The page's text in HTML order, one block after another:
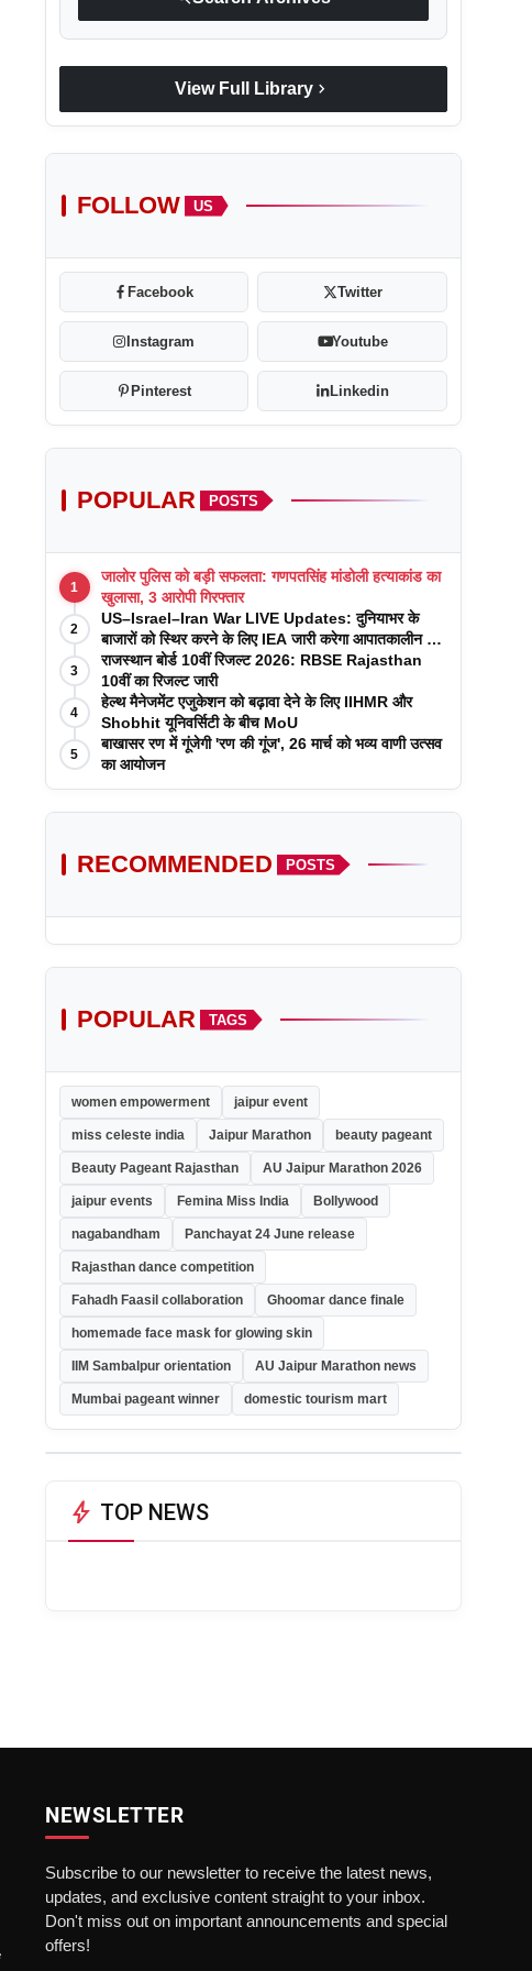
View Full Library chevron_right
FOLLOW US
Facebook Twitter
Instagram Youtube
Pinterest Linkedin
POPULAR POSTS
1
जालोर पुलिस को बड़ी सफलता: गणपतसिंह मांडोली हत्याकांड का
खुलासा, 3 आरोपी गिरफ्तार
2
US–Israel–Iran War LIVE Updates: दुनियाभर के
बाजारों को स्थिर करने के लिए IEA जारी करेगा आपातकालीन तेल
रिजर्व
3
राजस्थान बोर्ड 10वीं रिजल्ट 2026: RBSE Rajasthan
10वीं का रिजल्ट जारी
4
हेल्थ मैनेजमेंट एजुकेशन को बढ़ावा देने के लिए IIHMR और
Shobhit यूनिवर्सिटी के बीच MoU
5
बाखासर रण में गूंजेगी 'रण की गूंज', 26 मार्च को भव्य वाणी उत्सव
का आयोजन
RECOMMENDED POSTS
POPULAR TAGS
women empowerment jaipur event
miss celeste india Jaipur Marathon beauty pageant
Beauty Pageant Rajasthan AU Jaipur Marathon 2026
jaipur events Femina Miss India Bollywood
nagabandham Panchayat 24 June release
Rajasthan dance competition
Fahadh Faasil collaboration Ghoomar dance finale
homemade face mask for glowing skin
IIM Sambalpur orientation AU Jaipur Marathon news
Mumbai pageant winner domestic tourism mart
bolt TOP NEWS
NEWSLETTER
Subscribe to our newsletter to receive the latest news,
updates, and exclusive content straight to your inbox.
Don't miss out on important announcements and special
offers!